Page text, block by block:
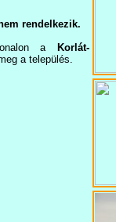
rendelkezik.
a
Korlát-
a település.